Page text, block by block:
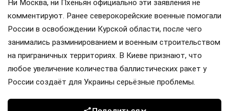
Ни Москва, ни Пхеньян официально эти заявления не
комментируют. Ранее северокорейские военные помогали
России в освобождении Курской области, после чего
занимались разминированием и военным строительством
на приграничных территориях. В Киеве признают, что
любое увеличение количества баллистических ракет у
России создаёт для Украины серьёзные проблемы.